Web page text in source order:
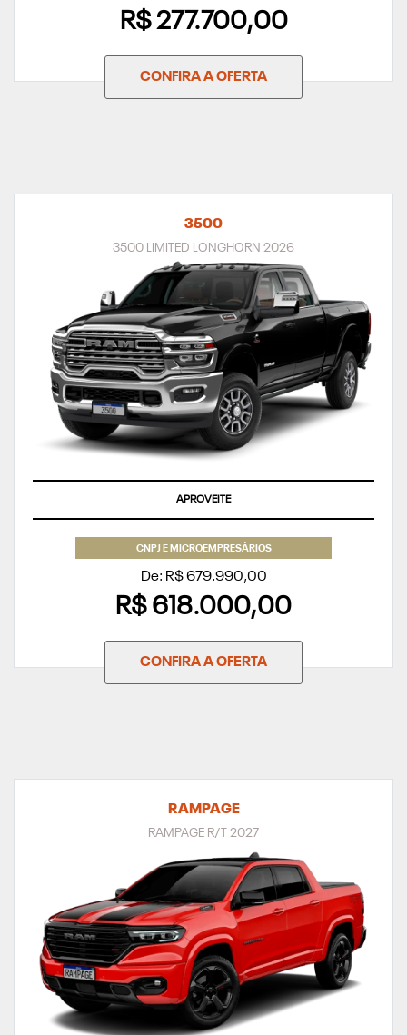
R$ 277.700,00
CONFIRA A OFERTA
3500
3500 LIMITED LONGHORN 2026
APROVEITE
CNPJ E MICROEMPRESÁRIOS
De: R$ 679.990,00
R$ 618.000,00
CONFIRA A OFERTA
RAMPAGE
RAMPAGE R/T 2027